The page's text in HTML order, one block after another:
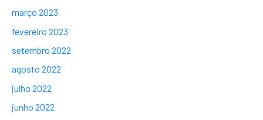
março 2023
fevereiro 2023
setembro 2022
agosto 2022
julho 2022
junho 2022